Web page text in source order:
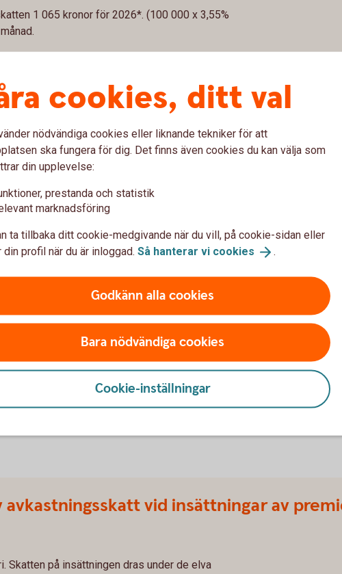
1 065 kronor för 2026*. (100 000 x 3,55%
888 kronor för 2025. (100 000 x 2,96% x
skattefritt upp till en grundnivå på 300 000 kr.
i inkomstdeklarationen. Avdraget gäller per
i Kapitalförsäkring, PEPP-produkt och
kr.
och skatten på sidan om schablonbeskattat
grund för skatt.
grund för skatt.
månaderna av året.
avkastningsskatt vid insättningar av
Skatten på insättningen dras under de elva
cookies, ditt val
nödvändiga cookies eller liknande tekniker för att
ska fungera för dig. Det finns även cookies du kan välja som
din upplevelse:
prestanda och statistik
marknadsföring
ta tillbaka ditt cookie-medgivande när du vill, på cookie-sidan eller
din profil när du är inloggad. Så hanterar vi cookies .
Godkänn alla cookies
Bara nödvändiga cookies
Cookie-inställningar